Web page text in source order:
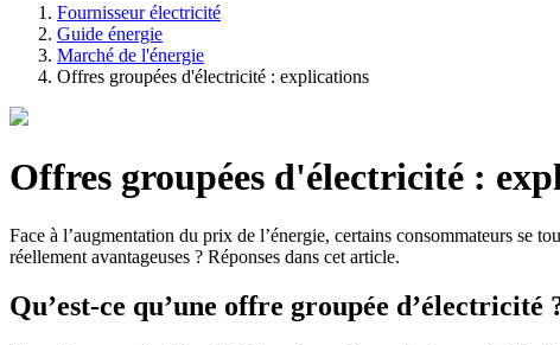
Fournisseur électricité
Guide énergie
Marché de l'énergie
Offres groupées d'électricité : explications
Offres groupées d'électricité :
Face à l’augmentation du prix de l’énergie, certains consommateurs se
réellement avantageuses ? Réponses dans cet article.
Qu’est-ce qu’une offre groupée d’électricité